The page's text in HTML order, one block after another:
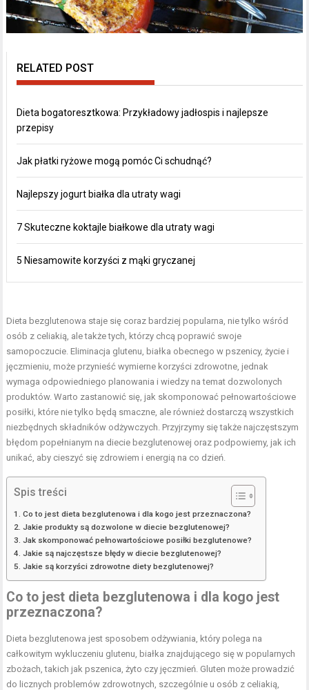
RELATED POST
Dieta bogatoresztkowa: Przykładowy jadłospis i najlepsze
przepisy
Jak płatki ryżowe mogą pomóc Ci schudnąć?
Najlepszy jogurt białka dla utraty wagi
7 Skuteczne koktajle białkowe dla utraty wagi
5 Niesamowite korzyści z mąki gryczanej
Dieta bezglutenowa staje się coraz bardziej popularna, nie tylko wśród
osób z celiakią, ale także tych, którzy chcą poprawić swoje
samopoczucie. Eliminacja glutenu, białka obecnego w pszenicy, życie i
jęczmieniu, może przynieść wymierne korzyści zdrowotne, jednak
wymaga odpowiedniego planowania i wiedzy na temat dozwolonych
produktów. Warto zastanowić się, jak skomponować pełnowartościowe
posiłki, które nie tylko będą smaczne, ale również dostarczą wszystkich
niezbędnych składników odżywczych. Przyjrzymy się także najczęstszym
błędom popełnianym na diecie bezglutenowej oraz podpowiemy, jak ich
unikać, aby cieszyć się zdrowiem i energią na co dzień.
Spis treści
Co to jest dieta bezglutenowa i dla kogo jest przeznaczona?
Jakie produkty są dozwolone w diecie bezglutenowej?
Jak skomponować pełnowartościowe posiłki bezglutenowe?
Jakie są najczęstsze błędy w diecie bezglutenowej?
Jakie są korzyści zdrowotne diety bezglutenowej?
Co to jest dieta bezglutenowa i dla kogo jest
przeznaczona?
Dieta bezglutenowa jest sposobem odżywiania, który polega na
całkowitym wykluczeniu glutenu, białka znajdującego się w popularnych
zbożach, takich jak pszenica, żyto czy jęczmień. Gluten może prowadzić
do licznych problemów zdrowotnych, szczególnie u osób z celiakią,